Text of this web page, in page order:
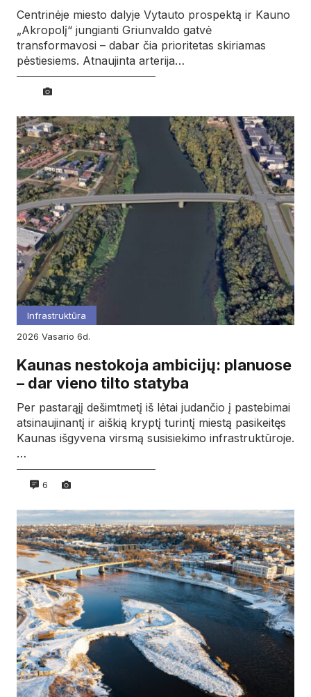
Centrinėje miesto dalyje Vytauto prospektą ir Kauno
„Akropolį“ jungianti Griunvaldo gatvė
transformavosi – dabar čia prioritetas skiriamas
pėstiesiems. Atnaujinta arterija…
Infrastruktūra
2026
vasario 6d.
Kaunas nestokoja ambicijų: planuose
– dar vieno tilto statyba
Per pastarąjį dešimtmetį iš lėtai judančio į pastebimai
atsinaujinantį ir aiškią kryptį turintį miestą pasikeitęs
Kaunas išgyvena virsmą susisiekimo infrastruktūroje.
…
6